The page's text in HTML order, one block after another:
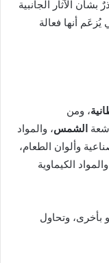
الآثار الجانبية
يُزعَم أنها فعالة
، ومن
الشمس، والمواد
وألوان الطعام،
الكيماوية
بأخرى، وتحاول